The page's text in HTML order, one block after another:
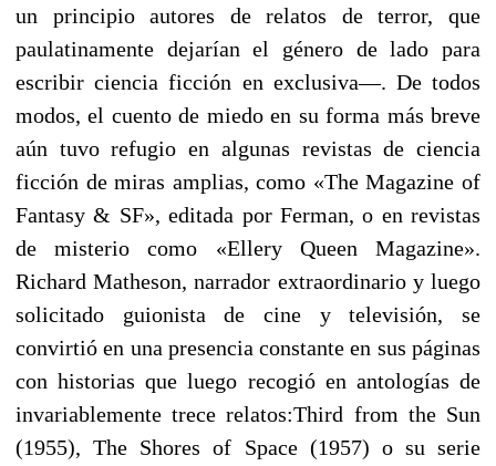
un principio autores de relatos de terror, que
paulatinamente dejarían el género de lado para
escribir ciencia ficción en exclusiva—. De todos
modos, el cuento de miedo en su forma más breve
aún tuvo refugio en algunas revistas de ciencia
ficción de miras amplias, como «The Magazine of
Fantasy & SF», editada por Ferman, o en revistas
de misterio como «Ellery Queen Magazine».
Richard Matheson, narrador extraordinario y luego
solicitado guionista de cine y televisión, se
convirtió en una presencia constante en sus páginas
con historias que luego recogió en antologías de
invariablemente trece relatos:Third from the Sun
(1955), The Shores of Space (1957) o su serie